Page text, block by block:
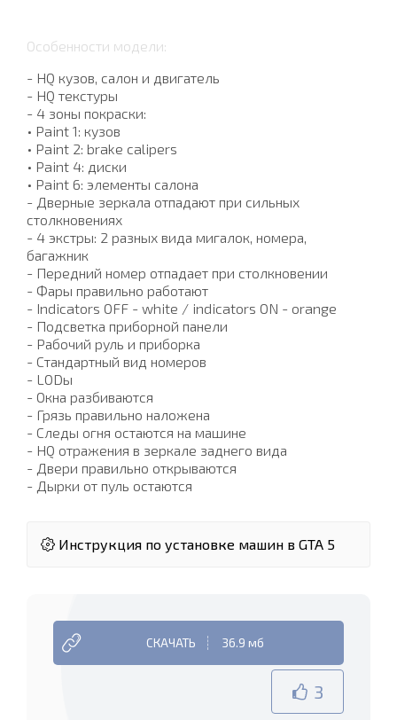
Особенности модели:
- HQ кузов, салон и двигатель
- HQ текстуры
- 4 зоны покраски:
• Paint 1: кузов
• Paint 2: brake calipers
• Paint 4: диски
• Paint 6: элементы салона
- Дверные зеркала отпадают при сильных
столкновениях
- 4 экстры: 2 разных вида мигалок, номера,
багажник
- Передний номер отпадает при столкновении
- Фары правильно работают
- Indicators OFF - white / indicators ON - orange
- Подсветка приборной панели
- Рабочий руль и приборка
- Стандартный вид номеров
- LODы
- Окна разбиваются
- Грязь правильно наложена
- Следы огня остаются на машине
- HQ отражения в зеркале заднего вида
- Двери правильно открываются
- Дырки от пуль остаются
Инструкция по установке машин в GTA 5
СКАЧАТЬ 36.9 мб
3